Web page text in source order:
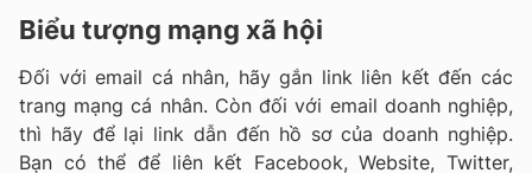
Biểu tượng mạng xã hội
Đối với email cá nhân, hãy gắn link liên kết đến các
trang mạng cá nhân. Còn đối với email doanh nghiệp,
thì hãy để lại link dẫn đến hồ sơ của doanh nghiệp.
Bạn có thể để liên kết Facebook, Website, Twitter,